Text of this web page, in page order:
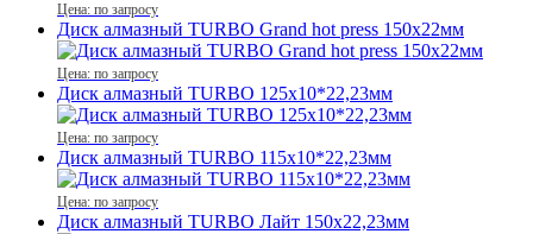
Цена: по запросу
Диск алмазный TURBO Grand hot press 150x22мм
Цена: по запросу
Диск алмазный TURBO 125x10*22,23мм
Цена: по запросу
Диск алмазный TURBO 115x10*22,23мм
Цена: по запросу
Диск алмазный TURBO Лайт 150x22,23мм